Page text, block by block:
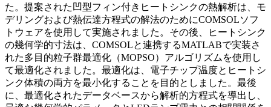
た。提案された凹型フィン付きヒートシンクの熱解析は、モ
デリングおよび熱伝達方程式の解法のためにCOMSOLソフ
トウェアを使用して実施されました。その後、ヒートシンク
の幾何学的寸法は、COMSOLと連携するMATLABで実装さ
れた多目的粒子群最適化（MOPSO）アルゴリズムを使用し
て最適化されました。最適化は、電子チップ温度とヒートシ
ンク体積の両方を最小化することを目的としました。最後
に、最適化されたデータベースから解析的方程式を導出し、